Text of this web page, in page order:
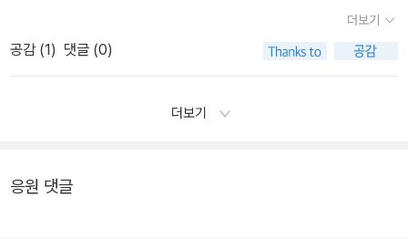
문이다. 서가에 읽기 위한 책 말고 때때로 꺼내보고 애무할 수 있는 책
을 가까이 꽂아놓을 수 있는 것도 나의 은밀한 기쁨이다.’ 그 연세에도
과 나누었을 때 더 보람이 있다는 것을 느꼈다. 나 또한 내책장이 넘쳐
을 학교도서관 보다는 엄마의 책장에서 가져가는 것을 더 좋아한다.
림을 보고는 '내가 그동안 그다지도 열중한 불행감으로부터 문득 깨
어나는 기분'이었다고 했다. 이런 경험은 그녀의 첫 소설, <나목>의
밑거름이 되었다. 철없던 젊은 날의 인연이 소설가로 첫발을 내딛는
더보기
공감 (1) 댓글 (0)
더보기
응원 댓글